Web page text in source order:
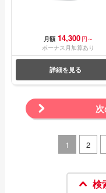
月額 14,300 円～
ボーナス月加算あり
詳細を見る
1 2
検